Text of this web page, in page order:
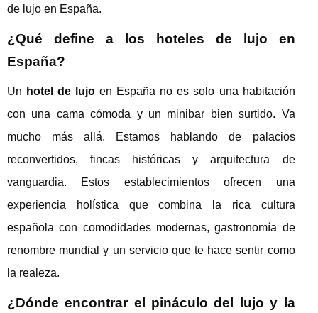
de lujo en España.
¿Qué define a los hoteles de lujo en
España?
Un hotel de lujo en España no es solo una habitación
con una cama cómoda y un minibar bien surtido. Va
mucho más allá. Estamos hablando de palacios
reconvertidos, fincas históricas y arquitectura de
vanguardia. Estos establecimientos ofrecen una
experiencia holística que combina la rica cultura
española con comodidades modernas, gastronomía de
renombre mundial y un servicio que te hace sentir como
la realeza.
¿Dónde encontrar el pináculo del lujo y la